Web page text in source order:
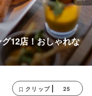
12店！おしゃれな
クリップ 25